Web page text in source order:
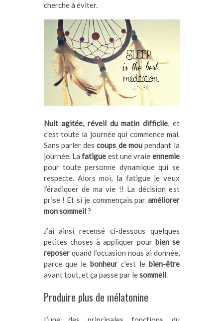
cherche à éviter.
Nuit agitée, réveil du matin difficile, et
c’est toute la journée qui commence mal.
Sans parler descoups de moupendant la
journée. Lafatigue est une vraie ennemie
pour toute personne dynamique qui se
respecte. Alors moi, la fatigue je veux
l’éradiquer de ma vie !! La décision est
prise ! Et si je commençais par améliorer
mon sommeil?
J’ai ainsi recensé ci-dessous quelques
petites choses à appliquer pour bien se
reposerquand l’occasion nous ai donnée,
parce que le bonheur c’est le bien-être
avant tout, et ça passe par lesommeil.
Produire plus de mélatonine